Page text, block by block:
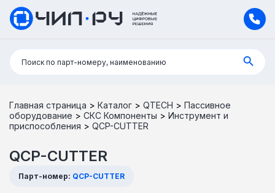
Поиск:
Поиск по парт-номеру, наименованию
Главная страница > Каталог > QTECH > Пассивное
оборудование > СКС Компоненты > Инструмент и
приспособления > QCP-CUTTER
QCP-CUTTER
Парт-номер: QCP-CUTTER